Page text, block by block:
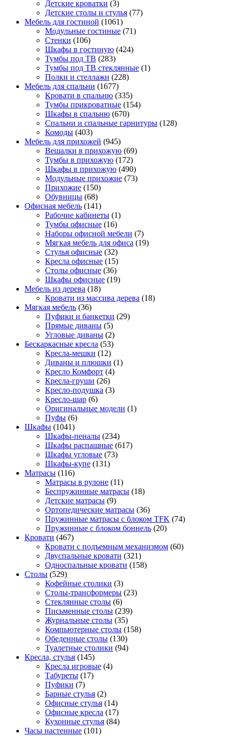
Детские кроватки (3)
Детские столы и стулья (77)
Мебель для гостиной (1061)
Модульные гостиные (71)
Стенки (106)
Шкафы в гостиную (424)
Тумбы под ТВ (283)
Тумбы под ТВ стеклянные (1)
Полки и стеллажи (228)
Мебель для спальни (1677)
Кровати в спальню (335)
Тумбы прикроватные (154)
Шкафы в спальню (670)
Спальни и спальные гарнитуры (128)
Комоды (403)
Мебель для прихожей (945)
Вешалки в прихожую (69)
Тумбы в прихожую (172)
Шкафы в прихожую (490)
Модульные прихожие (73)
Прихожие (150)
Обувницы (68)
Офисная мебель (141)
Рабочие кабинеты (1)
Тумбы офисные (16)
Наборы офисной мебели (7)
Мягкая мебель для офиса (19)
Стулья офисные (32)
Кресла офисные (15)
Столы офисные (36)
Шкафы офисные (19)
Мебель из дерева (18)
Кровати из массива дерева (18)
Мягкая мебель (36)
Пуфики и банкетки (29)
Прямые диваны (5)
Угловые диваны (2)
Бескаркасные кресла (53)
Кресла-мешки (12)
Диваны и плюшки (1)
Кресло Комфорт (4)
Кресла-груши (26)
Кресло-подушка (3)
Кресло-шар (6)
Оригинальные модели (1)
Пуфы (6)
Шкафы (1041)
Шкафы-пеналы (234)
Шкафы распашные (617)
Шкафы угловые (73)
Шкафы-купе (131)
Матрасы (116)
Матрасы в рулоне (11)
Беспружинные матрасы (18)
Детские матрасы (9)
Ортопедические матрасы (36)
Пружинные матрасы с блоком TFK (74)
Пружинные с блоком боннель (20)
Кровати (467)
Кровати с подъемным механизмом (60)
Двуспальные кровати (321)
Односпальные кровати (158)
Столы (529)
Кофейные столики (3)
Столы-трансформеры (23)
Стеклянные столы (6)
Письменные столы (239)
Журнальные столы (35)
Компьютерные столы (158)
Обеденные столы (130)
Туалетные столики (94)
Кресла, стулья (145)
Кресла игровые (4)
Табуреты (17)
Пуфики (7)
Барные стулья (2)
Офисные стулья (14)
Офисные кресла (17)
Кухонные стулья (84)
Часы настенные (101)